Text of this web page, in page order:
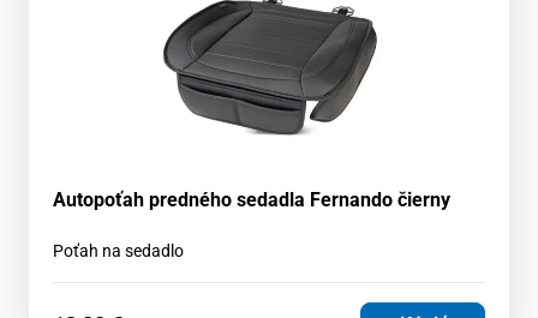
Autopoťah predného sedadla Fernando čierny
Poťah na sedadlo